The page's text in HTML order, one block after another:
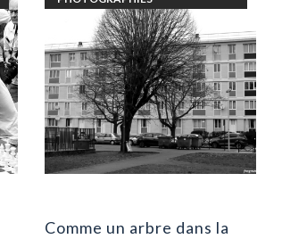
Comme un arbre dans la